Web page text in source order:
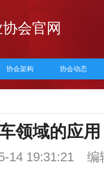
会官网
协会架构 协会动态
领域的应
14 19:31:21 编